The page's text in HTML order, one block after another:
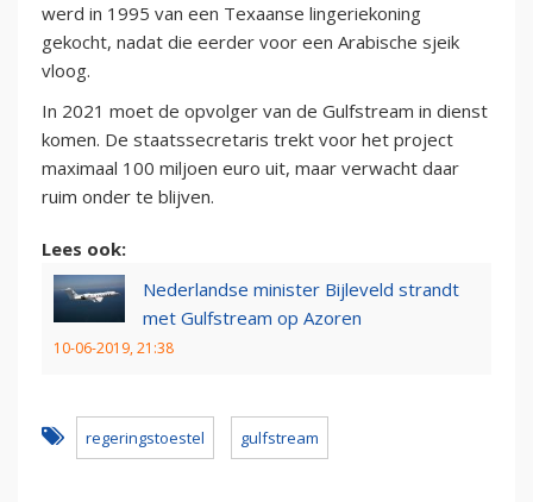
werd in 1995 van een Texaanse lingeriekoning
gekocht, nadat die eerder voor een Arabische sjeik
vloog.
In 2021 moet de opvolger van de Gulfstream in dienst
komen. De staatssecretaris trekt voor het project
maximaal 100 miljoen euro uit, maar verwacht daar
ruim onder te blijven.
Lees ook:
Nederlandse minister Bijleveld strandt
met Gulfstream op Azoren
10-06-2019, 21:38
regeringstoestel gulfstream